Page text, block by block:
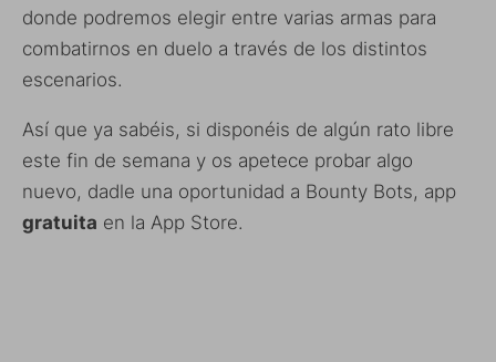
donde podremos elegir entre varias armas para
combatirnos en duelo a través de los distintos
escenarios.
Así que ya sabéis, si disponéis de algún rato libre
este fin de semana y os apetece probar algo
nuevo, dadle una oportunidad a Bounty Bots, app
gratuita en la App Store.